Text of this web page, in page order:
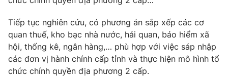
Liên hệ tòa soạn English
THỜI BÁO VTV
Tiếp tục nghiên cứu, có phương án sắp xếp các cơ
quan thuế, kho bạc nhà nước, hải quan, bảo hiểm xã
hội, thống kê, ngân hàng,… phù hợp với việc sáp nhập
các đơn vị hành chính cấp tỉnh và thực hiện mô hình tổ
chức chính quyền địa phương 2 cấp.